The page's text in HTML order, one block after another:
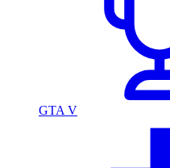
GTA V